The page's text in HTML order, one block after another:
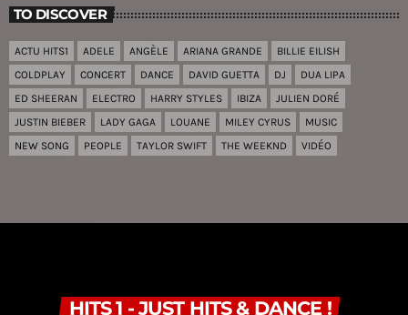
TO DISCOVER
ACTU HITS1 ADELE ANGÈLE ARIANA GRANDE
BILLIE EILISH
COLDPLAY
CONCERT DANCE DAVID GUETTA DJ
DUA LIPA
ED SHEERAN
ELECTRO HARRY STYLES IBIZA
JULIEN DORÉ
JUSTIN BIEBER
LADY GAGA LOUANE MILEY CYRUS
MUSIC
NEW SONG
PEOPLE TAYLOR SWIFT THE WEEKND VIDÉO
HITS 1 - JUST HITS & DANCE !